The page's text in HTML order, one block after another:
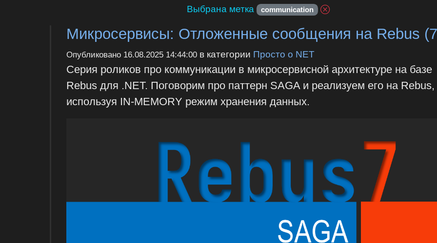
Выбрана метка communication
Микросервисы: Отложенные сообщения на Rebus
Опубликовано 16.08.2025 14:44:00в категории Просто о NET
Серия роликов про коммуникации в микросервисной архитектуре на базе
Rebus для .NET. Поговорим про паттерн SAGA и реализуем его на Rebus,
используя IN-MEMORY режим хранения данных.